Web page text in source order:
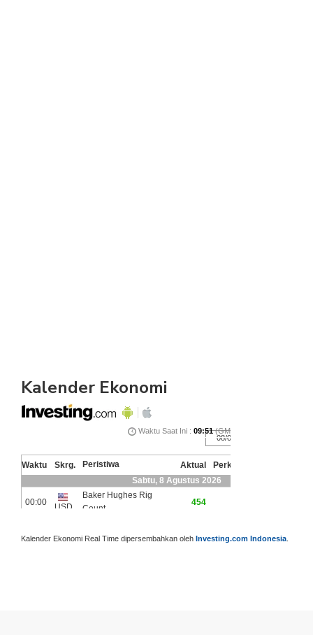
Kalender Ekonomi
Kalender Ekonomi Real Time dipersembahkan oleh Investing.com Indonesia